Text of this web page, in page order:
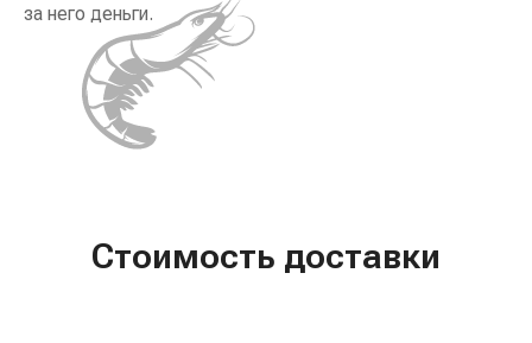
за него деньги.
Стоимость доставки